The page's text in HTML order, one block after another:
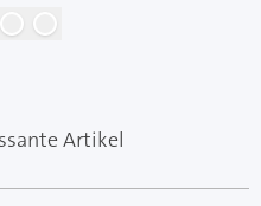
Artikel